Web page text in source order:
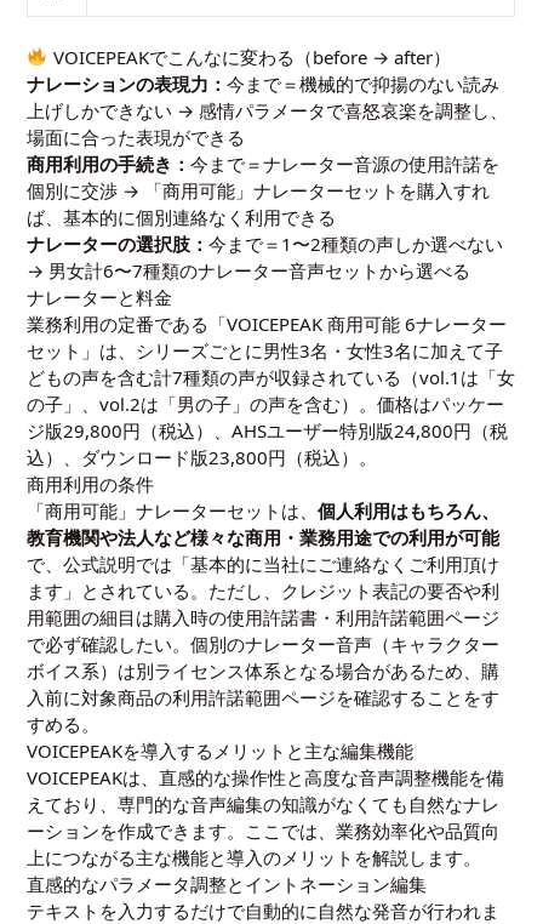
VOICEPEAKでこんなに変わる（before → after）
ナレーションの表現力：今まで＝機械的で抑揚のない読み
上げしかできない → 感情パラメータで喜怒哀楽を調整し、
場面に合った表現ができる
商用利用の手続き：今まで＝ナレーター音源の使用許諾を
個別に交渉 → 「商用可能」ナレーターセットを購入すれ
ば、基本的に個別連絡なく利用できる
ナレーターの選択肢：今まで＝1〜2種類の声しか選べない
→ 男女計6〜7種類のナレーター音声セットから選べる
ナレーターと料金
業務利用の定番である「VOICEPEAK 商用可能 6ナレーター
セット」は、シリーズごとに男性3名・女性3名に加えて子
どもの声を含む計7種類の声が収録されている（vol.1は「女
の子」、vol.2は「男の子」の声を含む）。価格はパッケー
ジ版29,800円（税込）、AHSユーザー特別版24,800円（税
込）、ダウンロード版23,800円（税込）。
商用利用の条件
「商用可能」ナレーターセットは、個人利用はもちろん、
教育機関や法人など様々な商用・業務用途での利用が可能
で、公式説明では「基本的に当社にご連絡なくご利用頂け
ます」とされている。ただし、クレジット表記の要否や利
用範囲の細目は購入時の使用許諾書・利用許諾範囲ページ
で必ず確認したい。個別のナレーター音声（キャラクター
ボイス系）は別ライセンス体系となる場合があるため、購
入前に対象商品の利用許諾範囲ページを確認することをす
すめる。
VOICEPEAKを導入するメリットと主な編集機能
VOICEPEAKは、直感的な操作性と高度な音声調整機能を備
えており、専門的な音声編集の知識がなくても自然なナレ
ーションを作成できます。ここでは、業務効率化や品質向
上につながる主な機能と導入のメリットを解説します。
直感的なパラメータ調整とイントネーション編集
テキストを入力するだけで自動的に自然な発音が行われま